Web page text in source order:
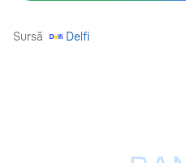
Sursă Delfi